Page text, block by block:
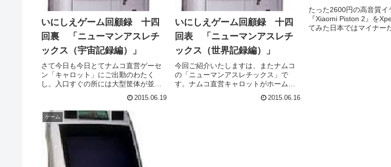
いにしえゲーム回顧録 十四
回裏 「ニューマンアスレチ
ックス（宇宙記録編）」
さて今日も今日とてナムコ直営ゲーセ
ン「キャロット」にご出勤のわたく
し。入口すぐの所には大型筐体が並ん
アップライト筐体が設置されているこ
とに気が付きました。どうやら4人同時
プレイ可能のようですが、しかし各々
ボ...
2015.06.19
いにしえゲーム回顧録 十四
回表 「ニューマンアスレチ
ックス（世界記録編）」
今回ご紹介いたしますは、またナムコ
の「ニューマンアスレチックス」で
す。ナムコ直営キャロットがホームグ
それはさておき、とかくナムコは設定
2015.06.16
たった2600円の高音質イ
『Xiaomi Piston 2』を
てみた日本ではマイナー
ゲーム